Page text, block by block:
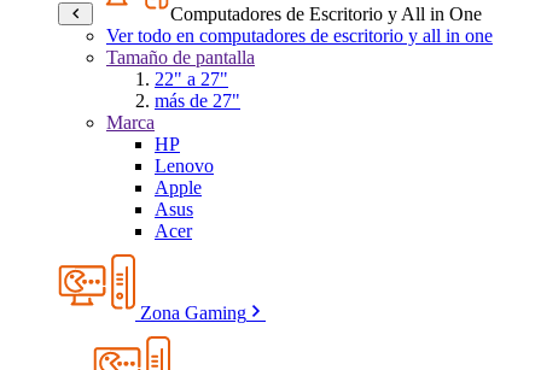
Computadores de Escritorio y All in One
Ver todo en computadores de escritorio y all in one
Tamaño de pantalla
22" a 27"
más de 27"
Marca
HP
Lenovo
Apple
Asus
Acer
Zona Gaming